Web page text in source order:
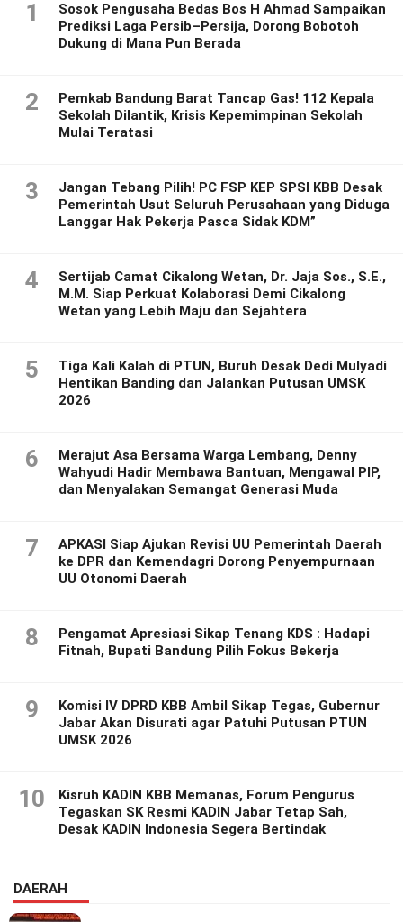
1
Sosok Pengusaha Bedas Bos H Ahmad Sampaikan
Prediksi Laga Persib–Persija, Dorong Bobotoh
Dukung di Mana Pun Berada
2
Pemkab Bandung Barat Tancap Gas! 112 Kepala
Sekolah Dilantik, Krisis Kepemimpinan Sekolah
Mulai Teratasi
3
Jangan Tebang Pilih! PC FSP KEP SPSI KBB Desak
Pemerintah Usut Seluruh Perusahaan yang Diduga
Langgar Hak Pekerja Pasca Sidak KDM”
4
Sertijab Camat Cikalong Wetan, Dr. Jaja Sos., S.E.,
M.M. Siap Perkuat Kolaborasi Demi Cikalong
Wetan yang Lebih Maju dan Sejahtera
5
Tiga Kali Kalah di PTUN, Buruh Desak Dedi Mulyadi
Hentikan Banding dan Jalankan Putusan UMSK
2026
6
Merajut Asa Bersama Warga Lembang, Denny
Wahyudi Hadir Membawa Bantuan, Mengawal PIP,
dan Menyalakan Semangat Generasi Muda
7
APKASI Siap Ajukan Revisi UU Pemerintah Daerah
ke DPR dan Kemendagri Dorong Penyempurnaan
UU Otonomi Daerah
8
Pengamat Apresiasi Sikap Tenang KDS : Hadapi
Fitnah, Bupati Bandung Pilih Fokus Bekerja
9
Komisi IV DPRD KBB Ambil Sikap Tegas, Gubernur
Jabar Akan Disurati agar Patuhi Putusan PTUN
UMSK 2026
10
Kisruh KADIN KBB Memanas, Forum Pengurus
Tegaskan SK Resmi KADIN Jabar Tetap Sah,
Desak KADIN Indonesia Segera Bertindak
DAERAH